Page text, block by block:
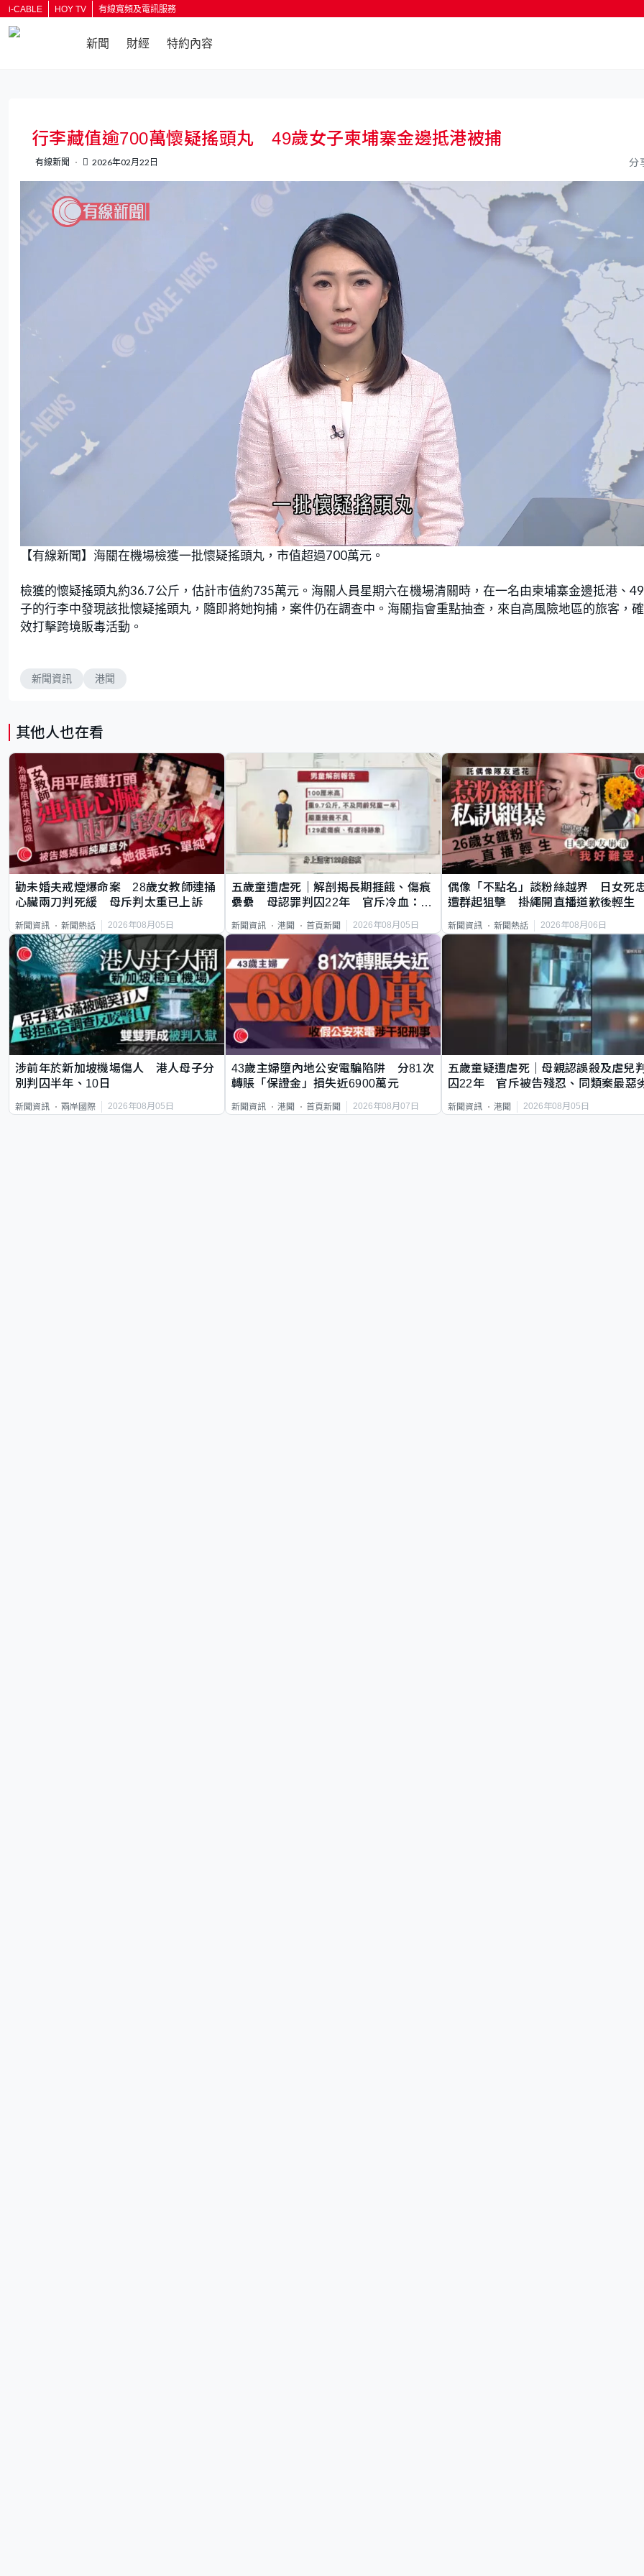
i-CABLE HOY TV 有線寬頻及電訊服務
新聞 財經 特約內容
行李藏值逾700萬懷疑搖頭丸 49歲女子柬埔寨金邊抵港被捕
有線新聞 2026年02月22日 分
n
m
u
L
o
a
d
8
8
6
4
【有線新聞】海關在機場檢獲一批懷疑搖頭丸，市值超過700萬元。
檢獲的懷疑搖頭丸約36.7公斤，估計市值約735萬元。海關人員星期六在機場清關時，在一名由柬埔寨金邊抵港、
子的行李中發現該批懷疑搖頭丸，隨即將她拘捕，案件仍在調查中。海關指會重點抽查，來自高風險地區的旅客，
效打擊跨境販毒活動。
新聞資訊 港聞
其他人也在看
勸未婚夫戒煙爆命案 28歲女教師連捅
心臟兩刀判死緩 母斥判太重已上訴
新聞資訊 新聞熱話 2026年08月05日
五歲童遭虐死｜解剖揭長期捱餓、傷痕
纍纍 母認罪判囚22年 官斥冷血：同
新聞資訊 港聞 首頁新聞 2026年08月05日
偶像「不點名」談粉絲越界 日女死
遭群起狙擊 掛繩開直播道歉後輕生
新聞資訊 新聞熱話 2026年08月06日
涉前年於新加坡機場傷人 港人母子分
別判囚半年、10日
新聞資訊 兩岸國際 2026年08月05日
43歲主婦墮內地公安電騙陷阱 分81次
轉賬「保證金」損失近6900萬元
新聞資訊 港聞 首頁新聞 2026年08月07日
五歲童疑遭虐死｜母親認誤殺及虐兒
囚22年 官斥被告殘忍、同類案最惡
新聞資訊 港聞 2026年08月05日